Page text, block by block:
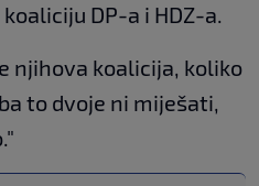
DP-a i HDZ-a.
njihova koalicija, koliko
to dvoje ni miješati,